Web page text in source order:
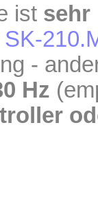
ist sehr
SK-
-
Hz